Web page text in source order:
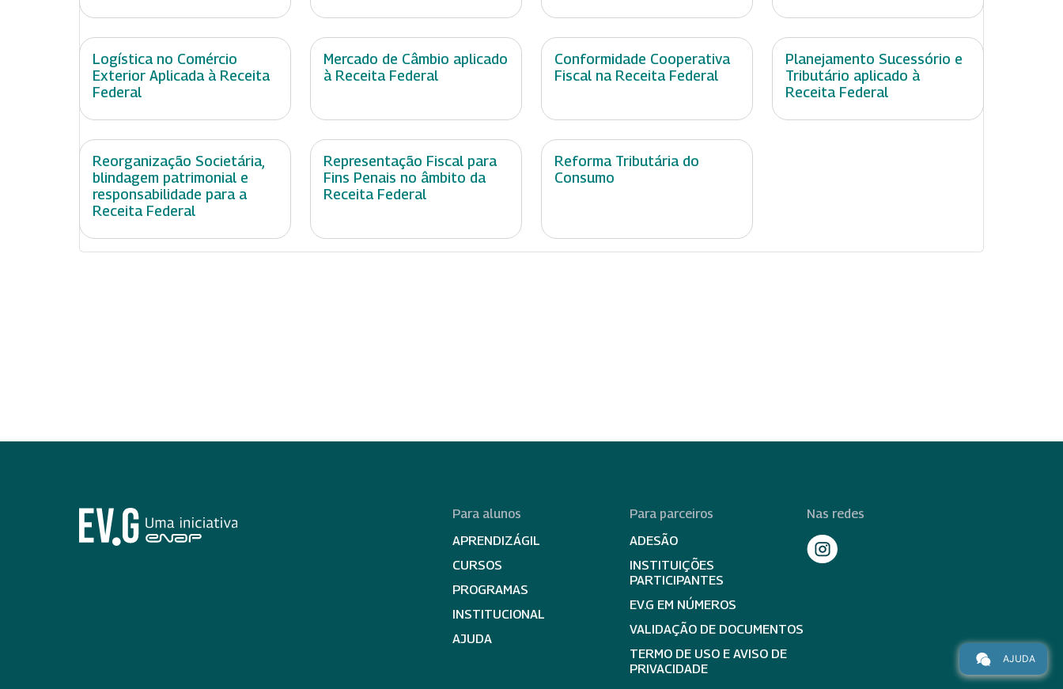
Logística no Comércio
Exterior Aplicada à Receita
Federal
Mercado de Câmbio aplicado
à Receita Federal
Conformidade Cooperativa
Fiscal na Receita Federal
Planejamento Sucessório e
Tributário aplicado à
Receita Federal
Reorganização Societária,
blindagem patrimonial e
responsabilidade para a
Receita Federal
Representação Fiscal para
Fins Penais no âmbito da
Receita Federal
Reforma Tributária do
Consumo
Para alunos
APRENDIZÁGIL
CURSOS
PROGRAMAS
INSTITUCIONAL
AJUDA
Para parceiros
ADESÃO
INSTITUIÇÕES
PARTICIPANTES
EV.G EM NÚMEROS
VALIDAÇÃO DE DOCUMENTOS
TERMO DE USO E AVISO DE
PRIVACIDADE
Nas redes
AJUDA